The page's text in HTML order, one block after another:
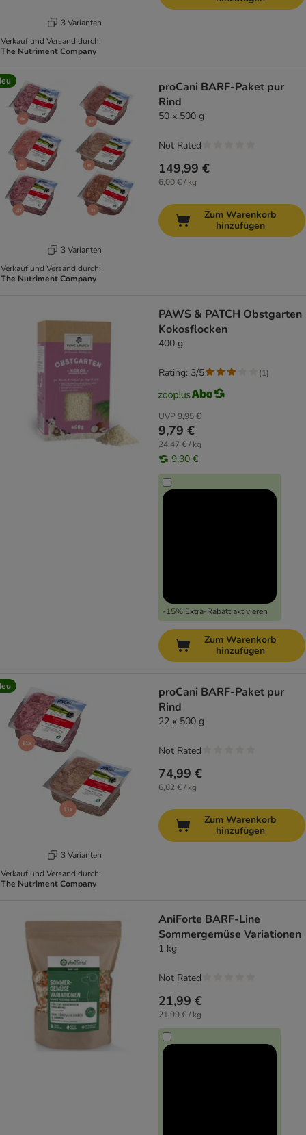
3 Varianten
Verkauf und Versand durch:
The Nutriment Company
3 Varianten
Verkauf und Versand durch:
The Nutriment Company
proCani BARF-Paket pur
Rind
50 x 500 g
149,99 €
6,00 € / kg
Not Rated
Zum Warenkorb
hinzufügen
PAWS & PATCH Obstgarten
Kokosflocken
400 g
UVP 9,95 €
9,79 €
24,47 € / kg
9,30 €
-15% Extra-Rabatt aktivieren
Rating: 3/5 (1)
Zum Warenkorb
hinzufügen
3 Varianten
Verkauf und Versand durch:
The Nutriment Company
proCani BARF-Paket pur
Rind
22 x 500 g
74,99 €
6,82 € / kg
Not Rated
Zum Warenkorb
hinzufügen
AniForte BARF-Line
Sommergemüse Variationen
1 kg
21,99 €
21,99 € / kg
Not Rated